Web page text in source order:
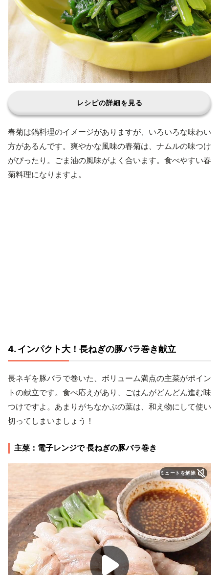
レシピの詳細を見る
春菊は鍋料理のイメージがありますが、いろいろな味わい
方があるんです。爽やかな風味の春菊は、ナムルの味つけ
がぴったり。ごま油の風味がよく合います。食べやすい春
菊料理になりますよ。
4. インパクト大！長ねぎの豚バラ巻き献立
長ネギを豚バラで巻いた、ボリューム満点の主菜がポイン
トの献立です。食べ応えがあり、ごはんがどんどん進む味
つけですよ。あまりがちなかぶの葉は、和え物にして使い
切ってしまいましょう！
主菜：電子レンジで 長ねぎの豚バラ巻き
ミュートを解除